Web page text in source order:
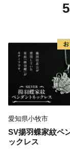
愛知県小牧市
SV揚羽蝶家紋ペ
ックレス